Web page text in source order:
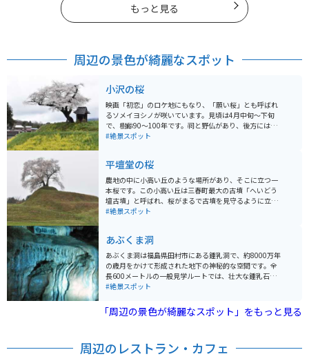
もっと見る
周辺の景色が綺麗なスポット
小沢の桜
映画「初恋」のロケ地にもなり、「願い桜」とも呼ばれ
るソメイヨシノが咲いています。見頃は4月中旬〜下旬
で、樹齢90～100年です。祠と野仏があり、後方には移
ヶ岳が見渡せます。日本の原風景ともいえる風情があ
#絶景スポット
平壇堂の桜
農地の中に小高い丘のような場所があり、そこに立つ一
本桜です。この小高い丘は三春町最大の古墳「へいどう
壇古墳」と呼ばれ、桜がまるで古墳を見守るように立っ
ています。ロケーションの良さから、近年写真家にも人
#絶景スポット
あぶくま洞
あぶくま洞は福島県田村市にある鍾乳洞で、約8000万年
の歳月をかけて形成された地下の神秘的な空間です。全
長600メートルの一般見学ルートでは、壮大な鍾乳石や
石筍（せきじゅん）などを観察することができ、東洋一
度の温度が保たれており、夏は涼しく冬は暖かい自然の
クーラーとなっています。洞内の光と影が織りなす幻想
の展望台があるので合わせて訪れるのがオススメです。
#絶景スポット
「周辺の景色が綺麗なスポット」をもっと見る
周辺のレストラン・カフェ